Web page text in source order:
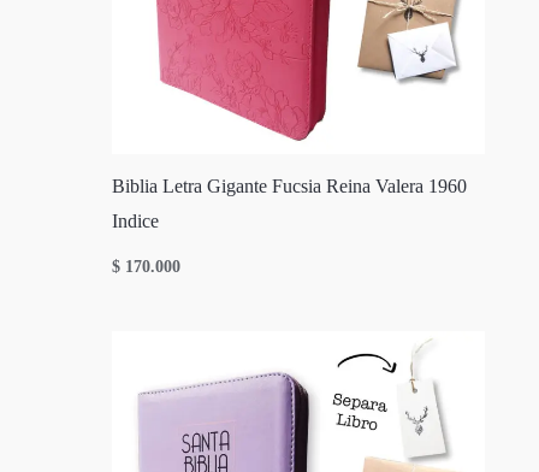
Biblia Letra Gigante Fucsia Reina Valera 1960
Indice
$ 170.000